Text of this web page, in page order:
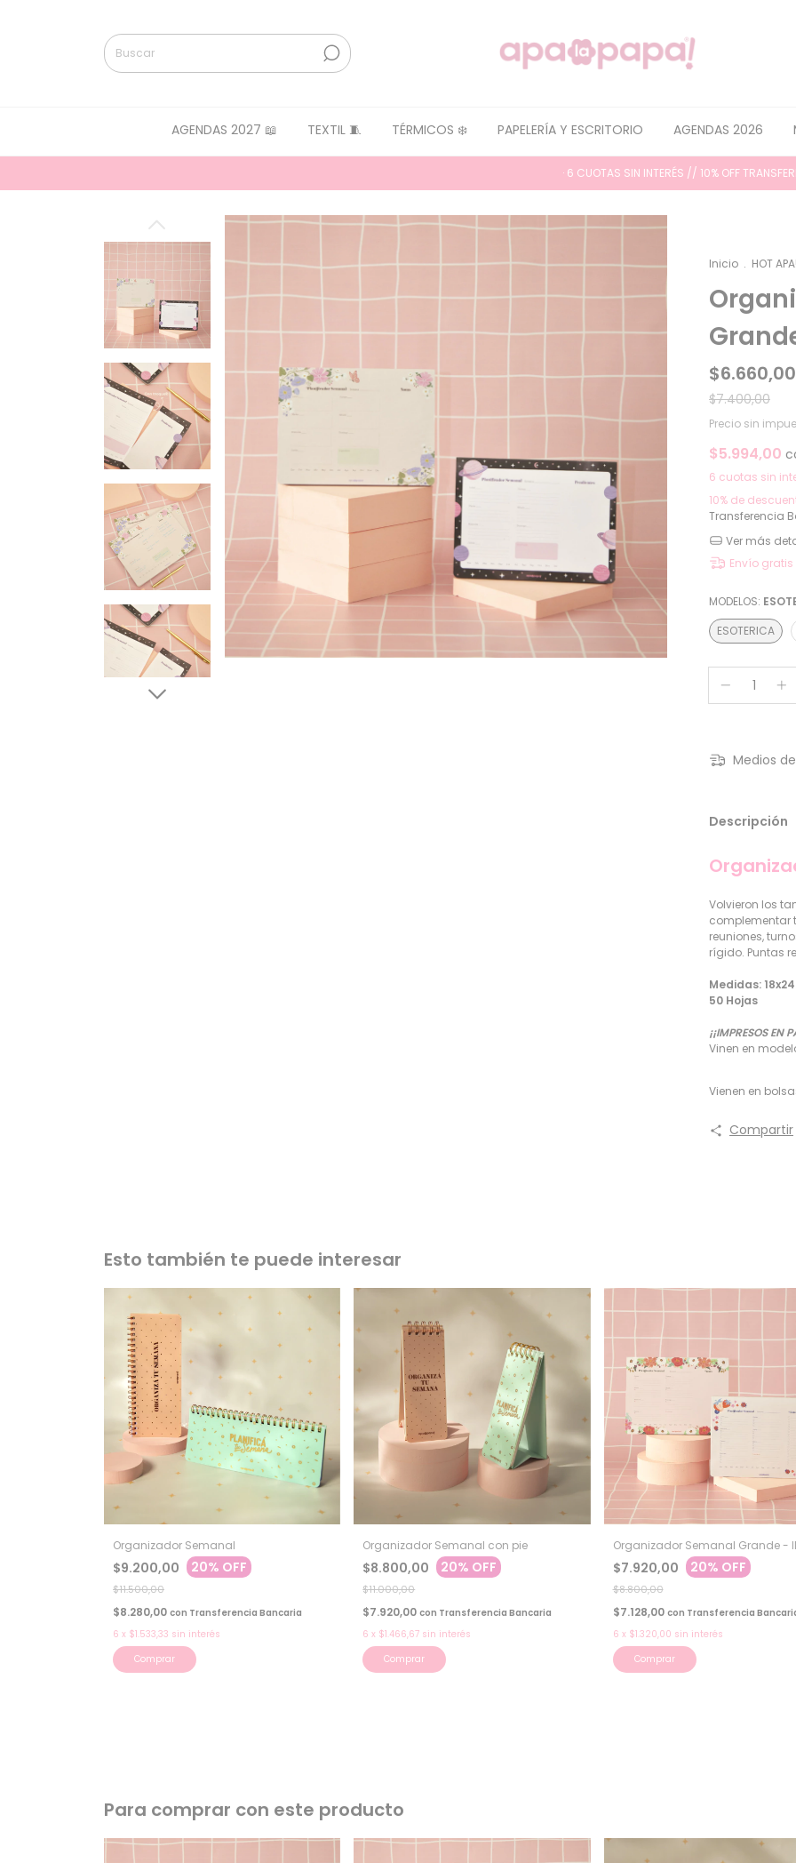
AGENDAS 2027 📖 TEXTIL 🧵 TÉRMICOS ❄️ PAPELERÍA Y ESCRITORIO AGENDAS 2026
· 6 CUOTAS SIN INTERÉS // 10% OFF TRANSFERENCIA ·
Inicio . HOT
$6.660,00
$7.400,00
Precio sin
$5.994,00
6 cuotas sin
10% de
Transferencia
Ver más
Envío gratis
MODELOS:
ESOTERICA
Medios
Descripción
Volvieron los
complementar
reuniones,
rígido. Puntas
Medidas:
50 Hojas
¡¡IMPRESOS EN
Vinen en modelo
Vienen en
Compartir
Esto también te puede interesar
Organizador Semanal
$9.200,00 20% OFF
$11.500,00
$8.280,00 con Transferencia Bancaria
6 x $1.533,33 sin interés
Comprar
Organizador Semanal con pie
$8.800,00 20% OFF
$11.000,00
$7.920,00con Transferencia Bancaria
6 x $1.466,67 sin interés
Comprar
Organizador Semanal Grande -
$7.920,00 20% OFF
$8.800,00
$7.128,00 con Transferencia
6 x $1.320,00 sin interés
Comprar
Para comprar con este producto